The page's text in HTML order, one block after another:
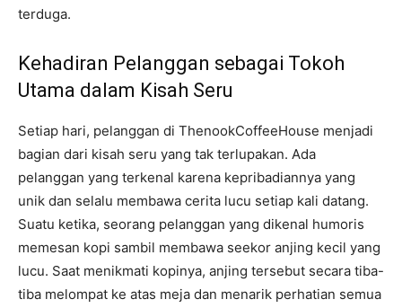
terduga.
Kehadiran Pelanggan sebagai Tokoh
Utama dalam Kisah Seru
Setiap hari, pelanggan di ThenookCoffeeHouse menjadi
bagian dari kisah seru yang tak terlupakan. Ada
pelanggan yang terkenal karena kepribadiannya yang
unik dan selalu membawa cerita lucu setiap kali datang.
Suatu ketika, seorang pelanggan yang dikenal humoris
memesan kopi sambil membawa seekor anjing kecil yang
lucu. Saat menikmati kopinya, anjing tersebut secara tiba-
tiba melompat ke atas meja dan menarik perhatian semua